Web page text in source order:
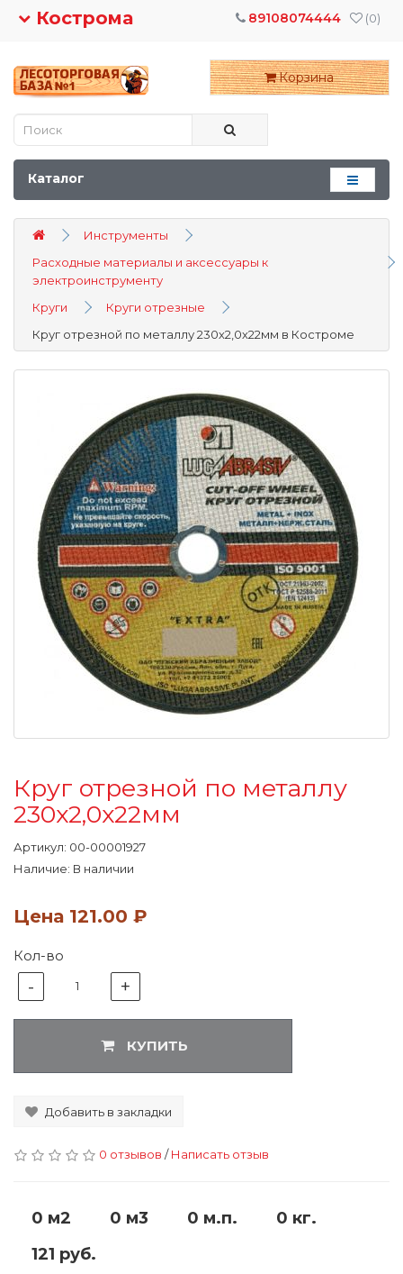
Кострома (0)
89108074444
Корзина
Каталог
Инструменты
Расходные материалы и аксессуары к
электроинструменту
Круги
Круги отрезные
Круг отрезной по металлу 230х2,0х22мм в Костроме
Круг отрезной по металлу
230х2,0х22мм
Артикул: 00-00001927
Наличие: В наличии
Цена 121.00 ₽
Кол-во
- 1 +
КУПИТЬ
Добавить в закладки
0 отзывов /Написать отзыв
0 м2 0 м3 0 м.п.
0 кг.
121 руб.